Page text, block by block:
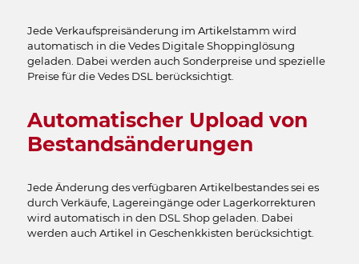
Jede Verkaufspreisänderung im Artikelstamm wird
automatisch in die Vedes Digitale Shoppinglösung
geladen. Dabei werden auch Sonderpreise und spezielle
Preise für die Vedes DSL berücksichtigt.
Automatischer Upload von
Bestandsänderungen
Jede Änderung des verfügbaren Artikelbestandes sei es
durch Verkäufe, Lagereingänge oder Lagerkorrekturen
wird automatisch in den DSL Shop geladen. Dabei
werden auch Artikel in Geschenkkisten berücksichtigt.